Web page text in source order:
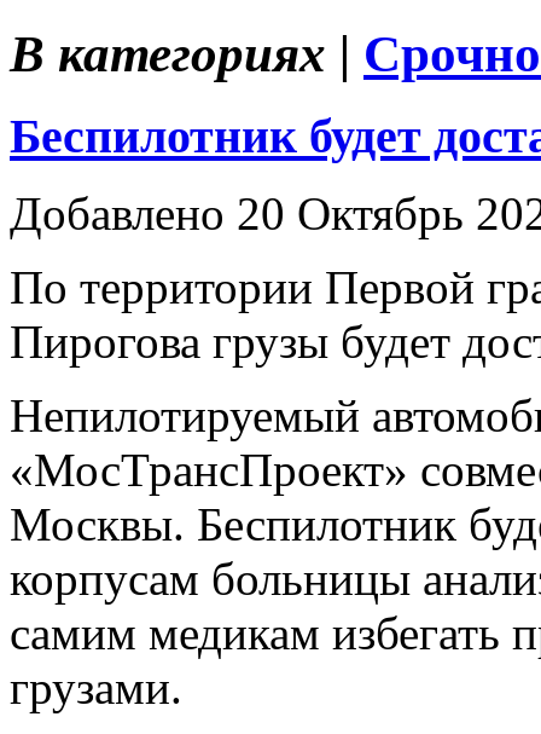
В категориях |
Беспилотник будет
Добавлено 20 Октябрь
По территории Первой
Пирогова грузы будет
Непилотируемый
«МосТрансПроект»
Москвы. Беспилотник
корпусам больницы
самим медикам избегать
грузами.